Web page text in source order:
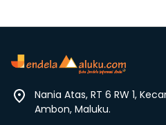
Nania Atas, RT 6 RW 1,
Ambon, Maluku.